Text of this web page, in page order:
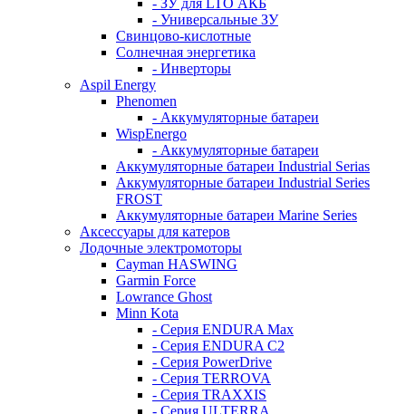
- ЗУ для LTO АКБ
- Универсальные ЗУ
Свинцово-кислотные
Солнечная энергетика
- Инверторы
Aspil Energy
Phenomen
- Аккумуляторные батареи
WispEnergo
- Аккумуляторные батареи
Аккумуляторные батареи Industrial Serias
Аккумуляторные батареи Industrial Series
FROST
Аккумуляторные батареи Marine Series
Аксессуары для катеров
Лодочные электромоторы
Cayman HASWING
Garmin Force
Lowrance Ghost
Minn Kota
- Серия ENDURA Max
- Серия ENDURA C2
- Серия PowerDrive
- Серия TERROVA
- Серия TRAXXIS
- Серия ULTERRA